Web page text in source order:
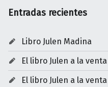
Entradas recientes
Libro Julen Madina
El libro Julen a la
El libro Julen a la